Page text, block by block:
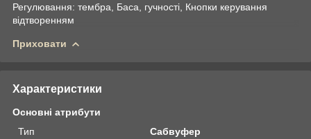
Регулювання: тембра, Баса, гучності, Кнопки керування
відтворенням
Приховати
Характеристики
Основні атрибути
Тип
Сабвуфер